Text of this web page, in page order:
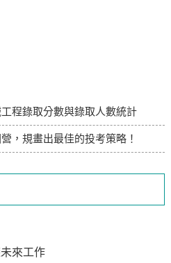
來工作
程錄取分數與錄取人數統計
，規畫出最佳的投考策略！